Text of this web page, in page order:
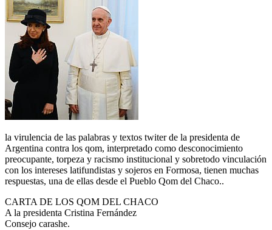
la virulencia de las palabras y textos twiter de la presidenta de
Argentina contra los qom, interpretado como desconocimiento
preocupante, torpeza y racismo institucional y sobretodo vinculación
con los intereses latifundistas y sojeros en Formosa, tienen muchas
respuestas, una de ellas desde el Pueblo Qom del Chaco..
CARTA DE LOS QOM DEL CHACO
A la presidenta Cristina Fernández
Consejo carashe.